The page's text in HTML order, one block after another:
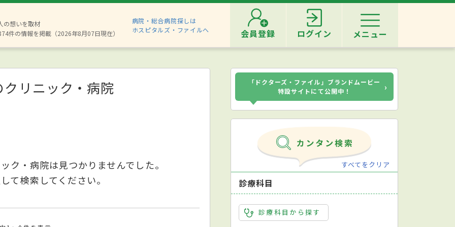
の想いを取材
件の情報を掲載（2026年8月07日現在）
病院・総合病院探しは
ホスピタルズ・ファイルへ
会員登録 ログイン メニュー
クリニック・病院
ク・病院は見つかりませんでした。
て検索してください。
「ドクターズ・ファイル」ブランドムービー
特設サイトにて公開中！
›
すべてをクリア
診療科目
診療科目から探す